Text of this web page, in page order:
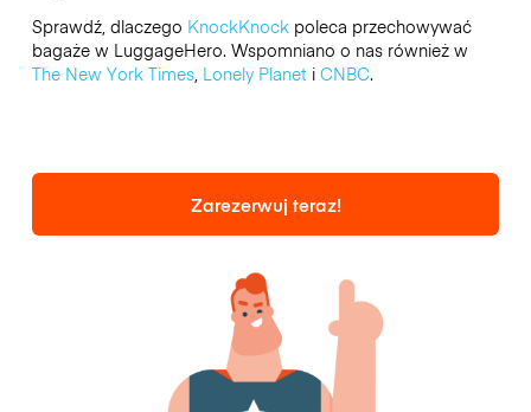
Sprawdź, dlaczego KnockKnockpoleca przechowywać
bagaże w LuggageHero. Wspomniano o nas również w
The New York Times, Lonely Planeti CNBC.
Zarezerwuj teraz!